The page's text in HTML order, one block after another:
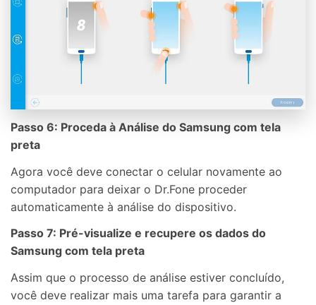
Passo 6: Proceda à Análise do Samsung com tela
preta
Agora você deve conectar o celular novamente ao
computador para deixar o Dr.Fone proceder
automaticamente à análise do dispositivo.
Passo 7: Pré-visualize e recupere os dados do
Samsung com tela preta
Assim que o processo de análise estiver concluído,
você deve realizar mais uma tarefa para garantir a